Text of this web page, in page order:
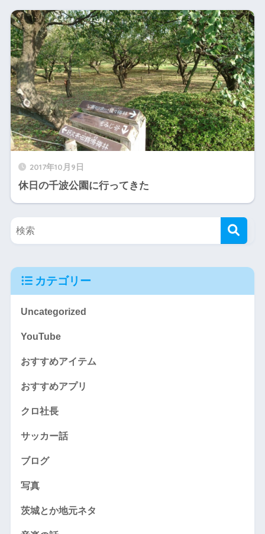
2017年10月9日
休日の千波公園に行ってきた
カテゴリー
Uncategorized
YouTube
おすすめアイテム
おすすめアプリ
クロ社長
サッカー話
ブログ
写真
茨城とか地元ネタ